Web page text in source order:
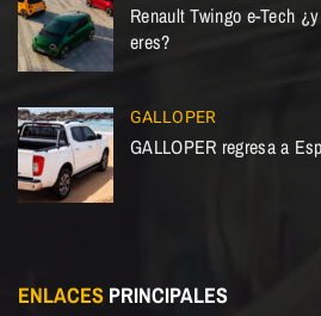
Renault Twingo e-Tech
eres?
GALLOPER
GALLOPER regresa a
ENLACES PRINCIPALES